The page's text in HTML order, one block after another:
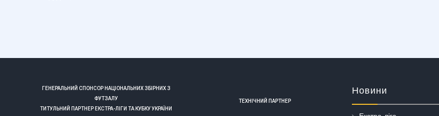
ГЕНЕРАЛЬНИЙ СПОНСОР НАЦІОНАЛЬНИХ ЗБІРНИХ З
ФУТЗАЛУ
ТИТУЛЬНИЙ ПАРТНЕР ЕКСТРА-ЛІГИ ТА КУБКУ УКРАЇНИ
ТЕХНІЧНИЙ ПАРТНЕР
Новини